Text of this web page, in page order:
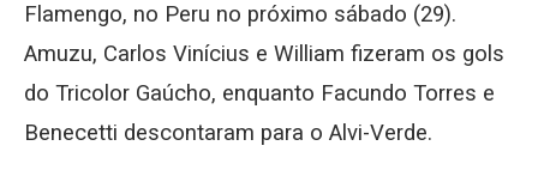
Flamengo, no Peru no próximo sábado (29).
Amuzu, Carlos Vinícius e William fizeram os gols
do Tricolor Gaúcho, enquanto Facundo Torres e
Benecetti descontaram para o Alvi-Verde.